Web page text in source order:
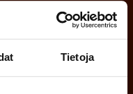
Tietoja
sinua